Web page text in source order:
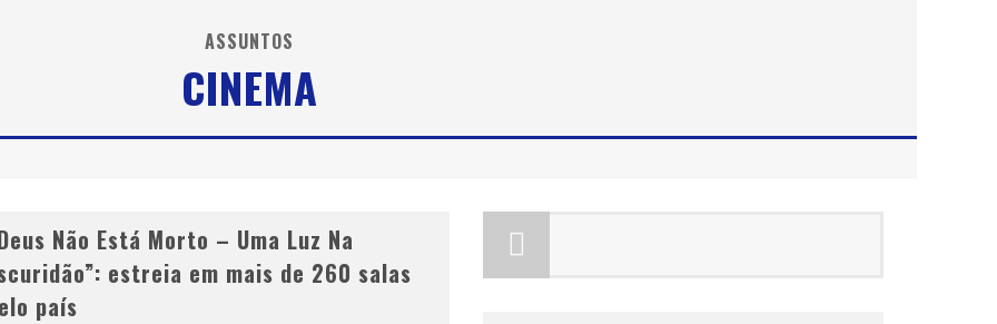
S
ANTA LUZIA ENCERRA SEMANA DE CONSCIENTIZAÇÃO DO AUTISMO COM ATIVIDADES ABERTAS AO PÚBLICO
ASSUNTOS
CINEMA
Não Está Morto – Uma Luz Na
estreia em mais de 260 salas
país